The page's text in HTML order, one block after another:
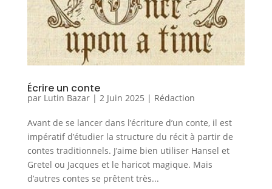
Écrire un conte
par Lutin Bazar| 2 Juin 2025 | Rédaction
Avant de se lancer dans l’écriture d’un conte, il est
impératif d’étudier la structure du récit à partir de
contes traditionnels. J’aime bien utiliser Hansel et
Gretel ou Jacques et le haricot magique. Mais
d’autres contes se prêtent très...